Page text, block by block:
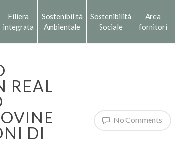
Filiera
integrata
Sostenibilità
Ambientale
Sostenibilità
Sociale
Area
fornitori
REAL
DI
No Comments